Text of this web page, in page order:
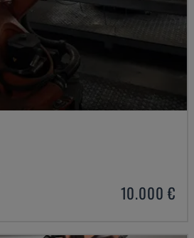
10.000 €